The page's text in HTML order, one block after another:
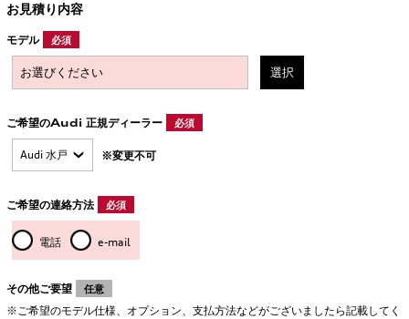
お見積り内容
モデル 必須
選択
ご希望のAudi 正規ディーラー 必須
※変更不可
ご希望の連絡方法 必須
電話 e-mail
その他ご要望 任意
ご希望のモデル仕様、オプション、支払方法などがございましたら記載してく